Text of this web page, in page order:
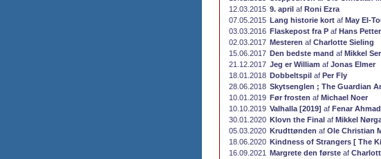
12.03.2015 9. april af Roni Ezra
07.05.2015 Lang historie kort af May El-
03.03.2016 Flaskepost fra P af Hans
02.03.2017 Mesteren af Charlotte Sieling
15.06.2017 Den bedste mand af Mikkel
21.12.2017 Jeg er William af Jonas Elmer
18.01.2018 Dobbeltspil af Per Fly
28.06.2018 Skytsenglen ; The Guardian
10.01.2019 Før frosten af Michael Noer
10.10.2019 Valhalla [2019] af Fenar Ahmad
30.01.2020 Klovn the Final af Mikkel
05.03.2020 Krudttønden af Ole Christian
18.06.2020 Kindness of Strangers [ The
16.09.2021 Margrete den første af